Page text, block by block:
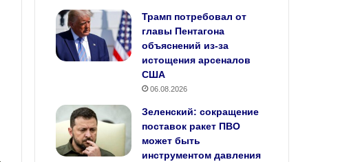
Трамп потребовал от
главы Пентагона
объяснений из‑за
истощения арсеналов
США
06.08.2026
Зеленский: сокращение
поставок ракет ПВО
может быть
инструментом давления